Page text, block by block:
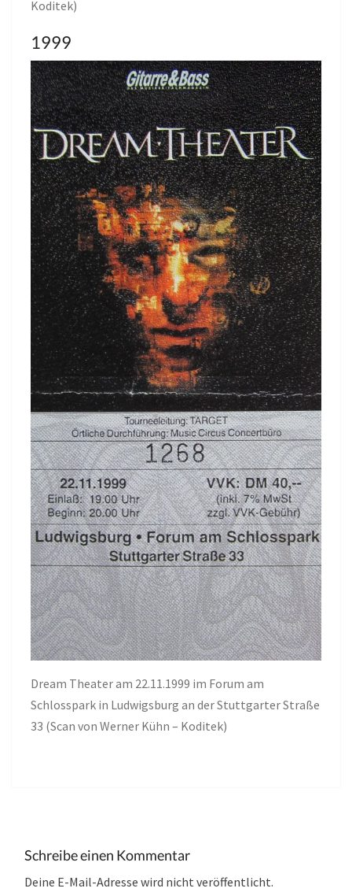
Koditek)
1999
Dream Theater am 22.11.1999 im Forum am
Schlosspark in Ludwigsburg an der Stuttgarter Straße
33 (Scan von Werner Kühn – Koditek)
Schreibe einen Kommentar
Deine E-Mail-Adresse wird nicht veröffentlicht.